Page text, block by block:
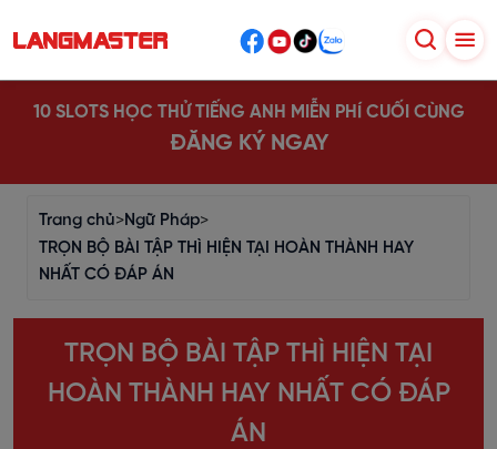
10 SLOTS HỌC THỬ TIẾNG ANH MIỄN PHÍ CUỐI CÙNG
ĐĂNG KÝ NGAY
Trang chủ>Ngữ Pháp>
TRỌN BỘ BÀI TẬP THÌ HIỆN TẠI HOÀN THÀNH HAY
NHẤT CÓ ĐÁP ÁN
TRỌN BỘ BÀI TẬP THÌ HIỆN TẠI
HOÀN THÀNH HAY NHẤT CÓ ĐÁP
ÁN